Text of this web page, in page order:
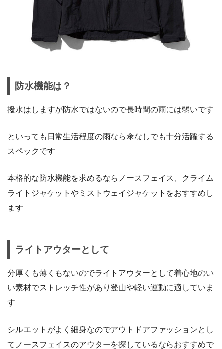
防水機能は？
撥水はしますが防水ではないので長時間の雨には弱いです
といっても日常生活程度の雨なら傘なしでも十分活躍する
スペックです
本格的な防水機能を求めるならノースフェイス、クライム
ライトジャケットやミストウェイジャケットをおすすめし
ます
ライトアウターとして
分厚くも薄くもないのでライトアウターとして着心地のい
い素材でストレッチ性があり登山や軽い運動に適していま
す
シルエットがよく細身なのでアウトドアファッションとし
てノースフェイスのアウターを探しているならおすすめで